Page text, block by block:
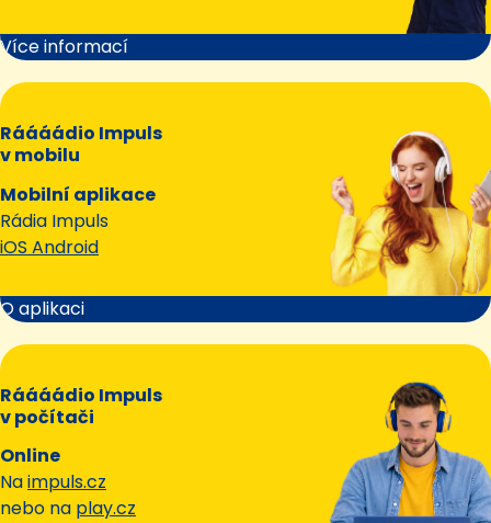
Více informací
Ráááádio Impuls
v mobilu
Mobilní aplikace
Rádia Impuls
iOS Android
O aplikaci
Ráááádio Impuls
v počítači
Online
Naimpuls.cz
nebo na play.cz